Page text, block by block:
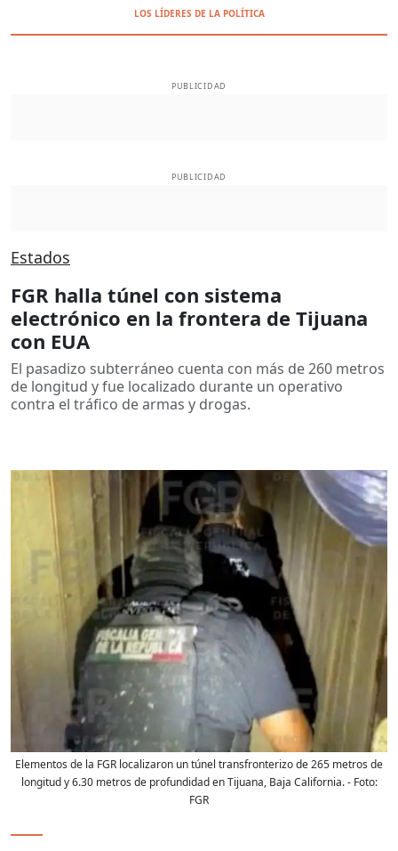
LOS LÍDERES DE LA POLÍTICA
PUBLICIDAD
PUBLICIDAD
Estados
FGR halla túnel con sistema
electrónico en la frontera de Tijuana
con EUA
El pasadizo subterráneo cuenta con más de 260 metros
de longitud y fue localizado durante un operativo
contra el tráfico de armas y drogas.
Elementos de la FGR localizaron un túnel transfronterizo de 265 metros de
longitud y 6.30 metros de profundidad en Tijuana, Baja California.- Foto:
FGR